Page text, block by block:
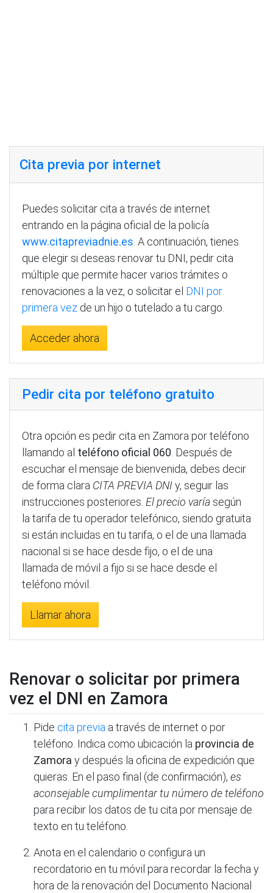
Cita previa por internet
Puedes solicitar cita a través de internet
entrando en la página oficial de la policía
www.citapreviadnie.es. A continuación, tienes
que elegir si deseas renovar tu DNI, pedir cita
múltiple que permite hacer varios trámites o
renovaciones a la vez, o solicitar el DNI por
primera vez de un hijo o tutelado a tu cargo.
Acceder ahora
Pedir cita por teléfono gratuito
Otra opción es pedir cita en Zamora por teléfono
llamando al teléfono oficial 060. Después de
escuchar el mensaje de bienvenida, debes decir
de forma clara CITA PREVIA DNI y, seguir las
instrucciones posteriores. El precio varía según
la tarifa de tu operador telefónico, siendo gratuita
si están incluidas en tu tarifa, o el de una llamada
nacional si se hace desde fijo, o el de una
llamada de móvil a fijo si se hace desde el
teléfono móvil.
Llamar ahora
Renovar o solicitar por primera
vez el DNI en Zamora
Pide cita previa a través de internet o por
teléfono. Indica como ubicación la provincia de
Zamora y después la oficina de expedición que
quieras. En el paso final (de confirmación), es
aconsejable cumplimentar tu número de teléfono
para recibir los datos de tu cita por mensaje de
texto en tu teléfono.
Anota en el calendario o configura un
recordatorio en tu móvil para recordar la fecha y
hora de la renovación del Documento Nacional